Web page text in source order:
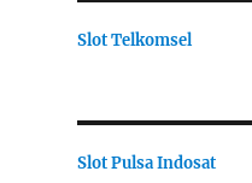
Slot Telkomsel
Slot Pulsa Indosat